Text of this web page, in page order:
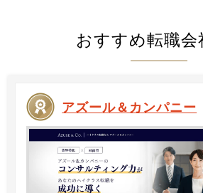
おすすめ転職会
アズール＆カンパニー